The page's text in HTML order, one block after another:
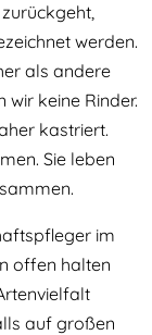
werden.
als andere
wir keine Rinder.
kastriert.
Sie leben
im
offen halten
auf großen